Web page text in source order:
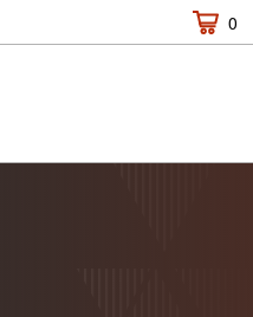
0